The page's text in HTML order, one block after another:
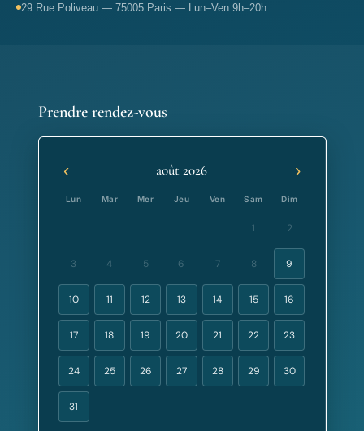
29 Rue Poliveau — 75005 Paris — Lun–Ven 9h–20h
Prendre rendez-vous
‹ août 2026 ›
Lun Mar Mer Jeu Ven Sam Dim
1 2
3 4 5 6 7 8 9
10 11 12 13 14 15 16
17 18 19 20 21 22 23
24 25 26 27 28 29 30
31